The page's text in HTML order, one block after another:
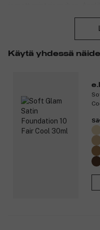
Peitevoide sopii kaikille
Tuotenumero: 3144294
Käytä yhdessä